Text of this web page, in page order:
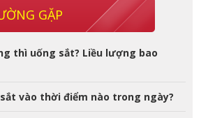
GẶP
thì uống sắt? Liều lượng bao
vào thời điểm nào trong ngày?